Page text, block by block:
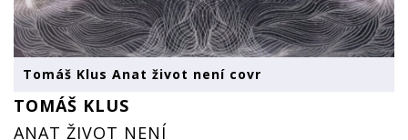
Tomáš Klus Anat život není covr
TOMÁŠ KLUS
ANAT ŽIVOT NENÍ